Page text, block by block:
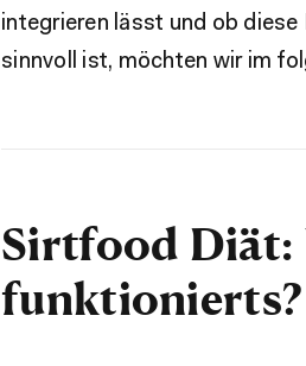
integrieren lässt und ob
sinnvoll ist, möchten wir im
Sirtfood Diät:
funktionierts?